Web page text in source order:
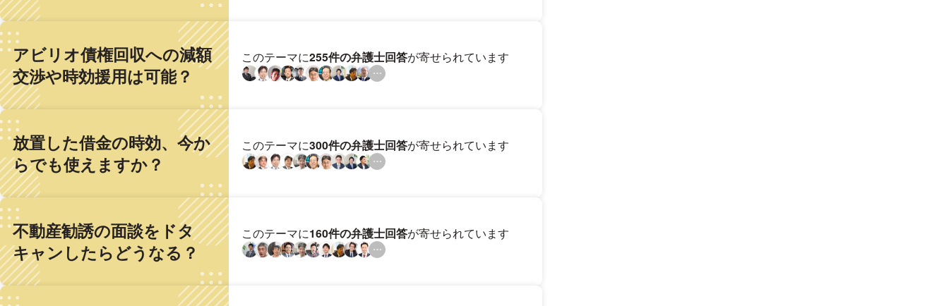
アビリオ債権回収への減額
交渉や時効援用は可能？
このテーマに255件の弁護士回答が寄せられています
放置した借金の時効、今か
らでも使えますか？
このテーマに300件の弁護士回答が寄せられています
不動産勧誘の面談をドタ
キャンしたらどうなる？
このテーマに160件の弁護士回答が寄せられています